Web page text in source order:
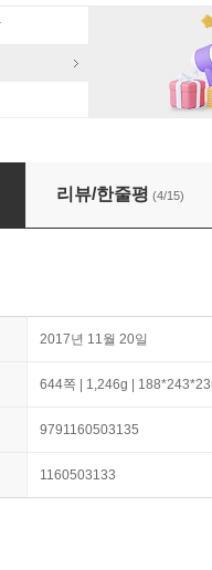
용능력 2급 필기
리뷰/한줄평 (4/15)
2017년 11월 20일
644쪽 | 1,246g |
9791160503135
1160503133